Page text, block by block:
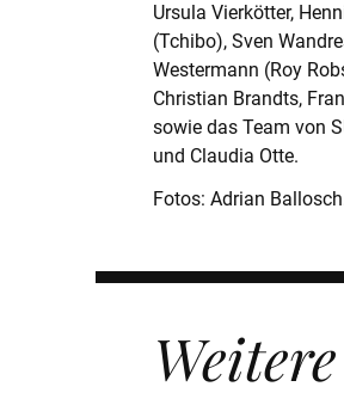
Wir begleiten Sie
KI-
Programm!
Ursula Vierkötter,
(Tchibo), Sven
Westermann (Roy
Christian Brandts,
sowie das Team von
und Claudia Otte.
Fotos: Adrian